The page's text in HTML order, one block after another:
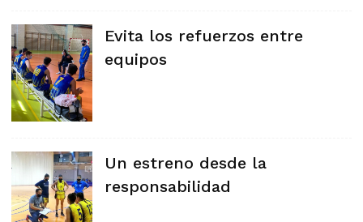
Evita los refuerzos entre
equipos
Un estreno desde la
responsabilidad